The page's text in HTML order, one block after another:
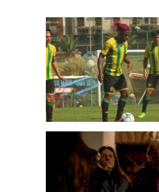
JUVENIL
Noticias
Plantel
INFANTILES
Noticias
Escuela de fútbol